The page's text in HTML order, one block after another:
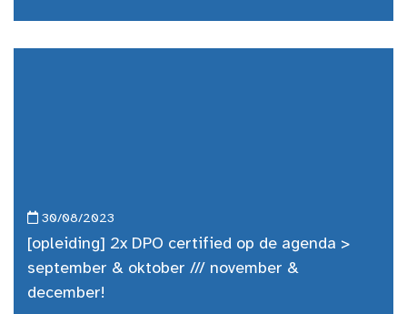
30/08/2023
[opleiding] 2x DPO certified op de agenda >
september & oktober /// november &
december!